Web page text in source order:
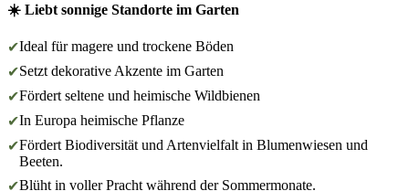
☀️ Liebt sonnige Standorte im Garten
✔Ideal für magere und trockene Böden
✔Setzt dekorative Akzente im Garten
✔Fördert seltene und heimische Wildbienen
✔In Europa heimische Pflanze
✔Fördert Biodiversität und Artenvielfalt in Blumenwiesen und
Beeten.
✔Blüht in voller Pracht während der Sommermonate.